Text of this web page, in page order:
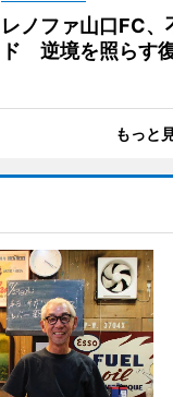
レノファ山口FC
ド 逆境を照らす
もっと